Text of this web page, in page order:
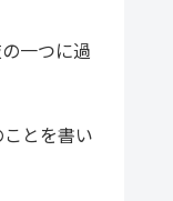
一つに過
とを書い